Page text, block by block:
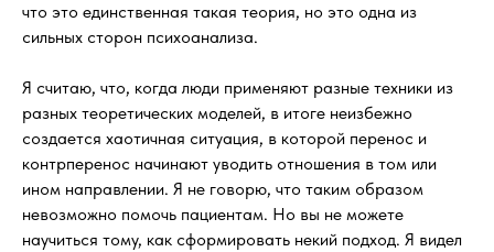
что это единственная такая теория, но это одна из
сильных сторон психоанализа.
Я считаю, что, когда люди применяют разные техники из
разных теоретических моделей, в итоге неизбежно
создается хаотичная ситуация, в которой перенос и
контрперенос начинают уводить отношения в том или
ином направлении. Я не говорю, что таким образом
невозможно помочь пациентам. Но вы не можете
научиться тому, как сформировать некий подход. Я видел